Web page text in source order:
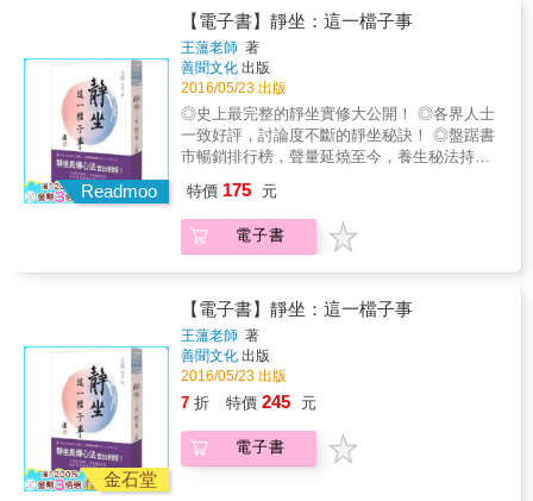
言，我認為『杜外制中』是很重要的一句話。
靜坐不論是上座、下座，皆不能對過去有所存
想，心中也不能受外物任何的干擾
&hellip;&hellip;」 本書特色 ★繼2016、2017年
度健康生活類冠軍書《靜坐&mdash;這一檔子
事》、《靜坐這一檔子事2&mdash;&mdash;導
引功法》後，靜坐系列「第三部曲」，再揭全
化現代人身處各種生活挑戰所累積的負能量，
擺脫憂鬱、煩躁、緊張、恍惚的身心壓力⋯⋯
其實只需要用簡單的動作，配合調整呼吸的方
法！ 王薀老師以多年研究靜坐及養生的實修經
回現代人失落的能量，重拾自我療癒的養生智
慧。 ★本書一次揭露許多獨門養生功法，搭配
簡單易學的圖文及免費實修教學影片，讓您可
以一次全部學會！
了豐富的酶和多種對人體有效自造的元素。透
過呼吸調節意念觀想，久而久之，便不會有任
何因為氣血不足所引發的病症，包含一切的神
經系統所引發的風症，均有預防的功能。」 ◎
掌握方法，讓你坐得更加安心。 「有一位在大
學任教的教授修學靜坐極長一段時間，但總覺
得不得其門而入，並且常常會覺得腰痠背痛、
腸胃鼓脹&hellip;&hellip;導致腸胃和腎臟都出了
問題，若沒有經驗的明師帶領，給予正確的運
行方法和配合出入息意念帶動升降的路線，則
是很危險的一件事情。」 「所以師尊常常以此
例子提醒我們，靜坐最重要的在於心性的清靜
言，我認為『杜外制中』是很重要的一句話。
靜坐不論是上座、下座，皆不能對過去有所存
想，心中也不能受外物任何的干擾
&hellip;&hellip;」 本書特色 ★繼2016、2017年
度健康生活類冠軍書《靜坐&mdash;這一檔子
引功法》後，靜坐系列「第三部曲」，再揭全
「心」境界養生觀，不可錯過的獨門秘訣。 轉
是宇宙間最原始、最強大的力量。 源自最古老
養生修煉的螺旋舞，將人體的兩側對稱（兩個
眼睛、兩隻手&hellip;&hellip;）作為工具，以中
脈為軸心，輕鬆畫一個 &infin;，組合出順、逆
時鐘方向的螺旋，可以說是動態的靜坐。 它很
簡單，不分男女老少都能學。用這種阻礙最
少、扭力最大的螺旋律動，就能打通氣脈、鬆
舞，我們可能會有很多情緒的釋放。就好像存
在細胞裡的記憶，一點一滴透過螺旋翻了出
來。於是，快樂不求自來。 & ＊DVD＋書，一
吳長泰老師動作示範，一動一靜帶您進入螺旋
舞的世界。 動畫背景合成，營造一花一世界的
螺旋精妙。 動畫線條引導，每個人都可以動起
來。 懸高鏡頭拍攝，子母畫面立體呈現螺旋舞
三段螺旋舞體驗，重複觀看與練習。 & ［書］
本書依次分為概念篇、引導篇、體驗篇、醒覺
篇、實踐篇，由外而內、由動到靜，讓讀者得
成的∞，把脊椎與關節一一鬆開，打通全身氣
脈，鬆開身體的「結」，回復健康體態，鬆開
心裡的「結」，釋放深層情緒，這時，快樂會
像泉水般流向你，盈滿每一天。由吳長泰老師
示範實作，教你如何用身體畫一個「8」（∞，
無限大符號）字。透過這種最少、最簡單的
「動」，就可以達到最大的身心合一的效果。
＊最古老又現代的動態靜坐螺旋是宇宙間最原
始、最強大的力量。源自最古老養生修煉的螺
手……）作為工具，以中脈為軸心，輕鬆畫一
個 ∞，組合出順、逆時鐘方向的螺旋，可以說
是動態的靜坐。它很簡單，不分男女老少都能
學。用這種阻礙最少、扭力最大的螺旋律動，
就能打通氣脈、鬆開老化的關節，回復健康的
狀態。透過螺旋舞，我們可能會有很多情緒的
釋放。就好像存在細胞裡的記憶，一點一滴透
過螺旋翻了出來。於是，快樂不求自來。本書
依次分為概念篇、引導篇、體驗篇、醒覺篇、
面領略螺旋舞精髓。＊學螺旋舞的好處從小孩
到長者：每一個人都可以跳，把氣脈打通，身
Readmoo
【電子書】靜坐：這一檔子事
王薀老師 著
善聞文化 出版
2016/05/23 出版
◎史上最完整的靜坐實修大公開！ ◎各界人士
一致好評，討論度不斷的靜坐秘訣！ ◎盤踞書
市暢銷排行榜，聲量延燒至今，養生秘法持續
生命中都必須有一次》後，又一獨門心法！ ◎
又一安頓現代人身心鉅作！不費時、不花錢，
一樣能擁有美好健康的人生！ ◎2017年健康生
坐屑言集系列 -《靜坐-這一檔子事2:導引功法》
內涵豐富的細部講解及youtube影片特別收錄！
& 現代人心煩惱思慮沸騰奔忙，即使睡夢也難
止息，更遑論動靜之間，萬緣放下。病痛纏身
卻無解，身心煩憂卻無方，因此近來靜坐法門
大為流行，人人欲圖練習靜坐，實是有其必要
與迫切之需。 & 但靜坐如何靜？又如何坐？是
坐到天荒地老，還是靜到八風吹不動？在動中
特價 175 元
電子書
金石堂
【電子書】靜坐：這一檔子事
王薀老師 著
善聞文化 出版
2016/05/23 出版
7 折 特價 245 元
電子書